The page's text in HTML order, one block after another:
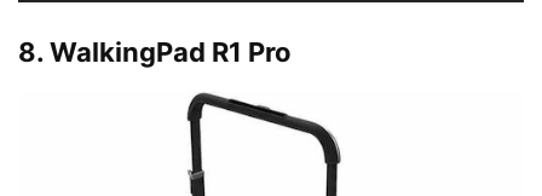
8. WalkingPad R1 Pro